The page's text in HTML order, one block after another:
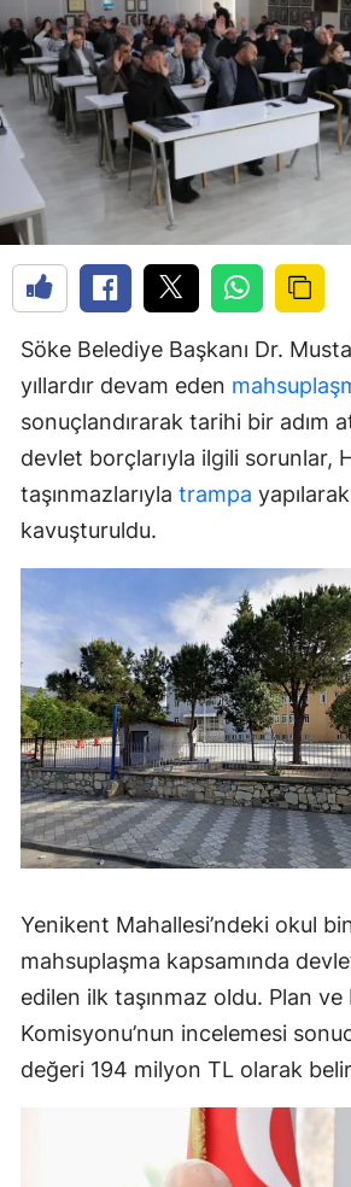
Söke Belediye Başkanı Dr.
yıllardır devam eden
sonuçlandırarak tarihi bir adım
devlet borçlarıyla ilgili sorunlar,
taşınmazlarıyla trampa
kavuşturuldu.
Yenikent Mahallesi’ndeki okul
mahsuplaşma kapsamında
edilen ilk taşınmaz oldu. Plan ve
Komisyonu’nun incelemesi
değeri 194 milyon TL olarak